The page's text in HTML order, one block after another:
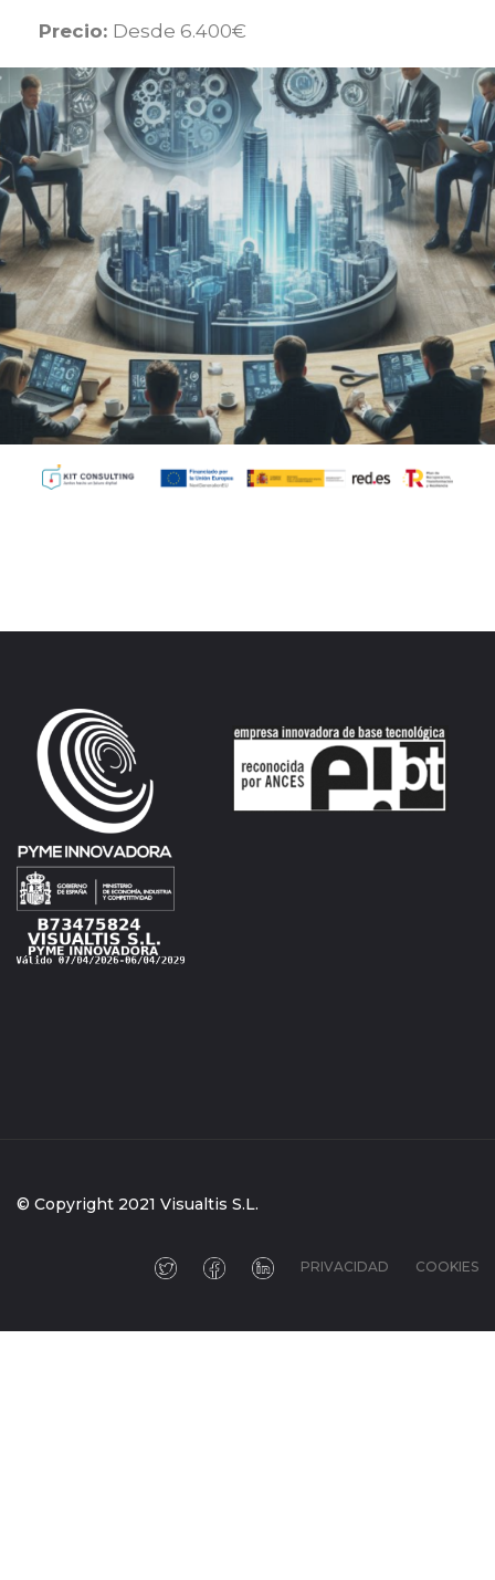
Precio: Desde 6.400€
© Copyright 2021 Visualtis S.L.
PRIVACIDAD COOKIES